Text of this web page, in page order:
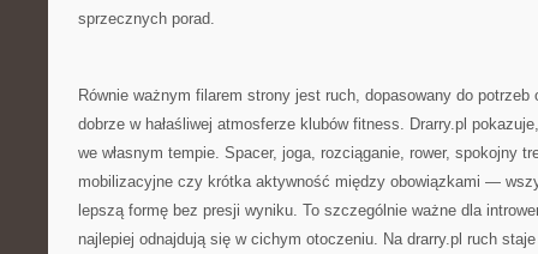
sprzecznych porad.
Równie ważnym filarem strony jest ruch, dopasowany do
dobrze w hałaśliwej atmosferze klubów fitness. Drarry.pl
we własnym tempie. Spacer, joga, rozciąganie, rower, spokojny
mobilizacyjne czy krótka aktywność między obowiązkami —
lepszą formę bez presji wyniku. To szczególnie ważne dla
najlepiej odnajdują się w cichym otoczeniu. Na drarry.pl ruch